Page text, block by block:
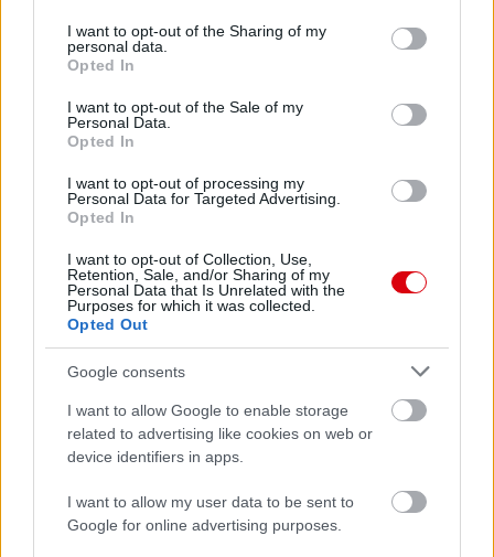
not limited to your visit or usage behaviour. You may click to
grant or deny consent to Google and its third-party tags to
use your data for below specified purposes in below Google
consent section.
I want to opt-out of the Sharing of my
personal data.
Opted In
I want to opt-out of the Sale of my
Personal Data.
Opted In
I want to opt-out of processing my
Personal Data for Targeted Advertising.
Opted In
I want to opt-out of Collection, Use,
Retention, Sale, and/or Sharing of my
Personal Data that Is Unrelated with the
Purposes for which it was collected.
Opted Out
Google consents
I want to allow Google to enable storage
related to advertising like cookies on web or
device identifiers in apps.
I want to allow my user data to be sent to
Google for online advertising purposes.